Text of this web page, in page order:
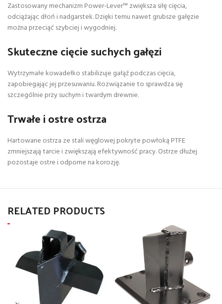
Zastosowany mechanizm Power-Lever™ zwiększa siłę cięcia,
odciążając dłoń i nadgarstek. Dzięki temu nawet grubsze gałęzie
można przeciąć szybciej i wygodniej.
Skuteczne cięcie suchych gałęzi
Wytrzymałe kowadełko stabilizuje gałąź podczas cięcia,
zapobiegając jej przesuwaniu. Rozwiązanie to sprawdza się
szczególnie przy suchym i twardym drewnie.
Trwałe i ostre ostrza
Hartowane ostrza ze stali węglowej pokryte powłoką PTFE
zmniejszają tarcie i zwiększają efektywność pracy. Ostrze dłużej
pozostaje ostre i odporne na korozję.
RELATED PRODUCTS